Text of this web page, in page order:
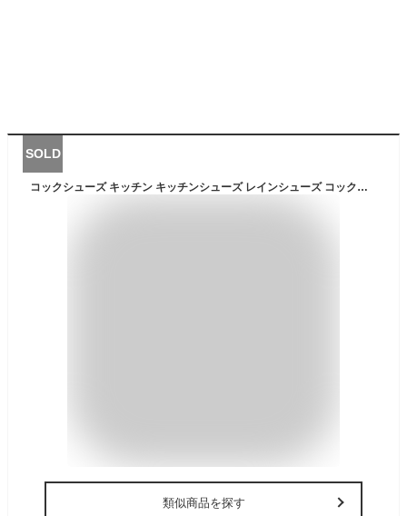
SOLD
コックシューズ キッチン キッチンシューズ レインシューズ コックシューズ レディース 厨房靴 作業靴 飲食店 EVA素材 軽量 耐油 耐滑 疲れない 滑らない パティシエ 飲食店 xz-302
類似商品を探す